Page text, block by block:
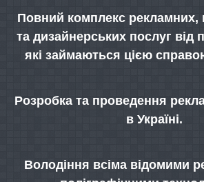
Повний комплекс рекламних,
та дизайнерських послуг від
які займаються цією
Розробка та проведення
в Україні.
Володіння всіма відомими